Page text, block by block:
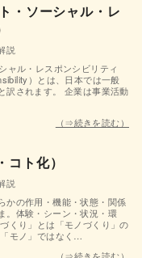
・ソーシャル・レ
説
ャル・レスポンシビリティ
）とは、日本では一般
訳されます。 企業は事業活動
（⇒続きを読む）
コト化）
説
かの作用・機能・状態・関係
。体験・シーン・状況・環
くり」とは「モノづくり」の
モノ」ではなく…